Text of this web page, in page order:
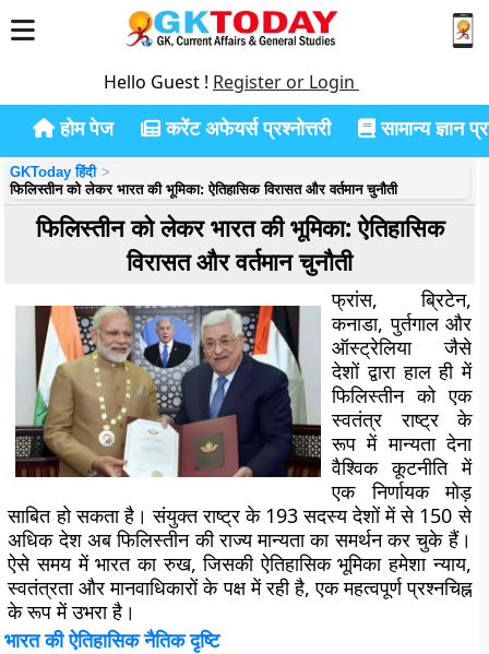
Hello Guest ! Register or Login
होम पेज करेंट अफेयर्स प्रश्नोत्तरी सामान्य ज्ञान
GKToday हिंदी
फिलिस्तीन को लेकर भारत की भूमिका: ऐतिहासिक विरासत और वर्तमान चुनौती
फिलिस्तीन को लेकर भारत की भूमिका: ऐतिहासिक
विरासत और वर्तमान चुनौती
फ्रांस, ब्रिटेन,
कनाडा, पुर्तगाल और
ऑस्ट्रेलिया जैसे
देशों द्वारा हाल ही में
फिलिस्तीन को एक
स्वतंत्र राष्ट्र के
रूप में मान्यता देना
वैश्विक कूटनीति में
एक निर्णायक मोड़
साबित हो सकता है। संयुक्त राष्ट्र के 193 सदस्य देशों में से 150 से
अधिक देश अब फिलिस्तीन की राज्य मान्यता का समर्थन कर चुके हैं।
ऐसे समय में भारत का रुख, जिसकी ऐतिहासिक भूमिका हमेशा न्याय,
स्वतंत्रता और मानवाधिकारों के पक्ष में रही है, एक महत्वपूर्ण प्रश्नचिह्न
के रूप में उभरा है।
भारत की ऐतिहासिक नैतिक दृष्टि